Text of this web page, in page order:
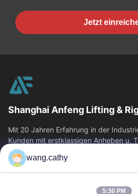
Jetzt
Shanghai Anfeng Lifting &
Mit 20 Jahren Erfahrung in der
Kunden mit erstklassigen Anheben u.
kundenspezifischen...
Schnelllinks
wang.cathy
5:30 PM